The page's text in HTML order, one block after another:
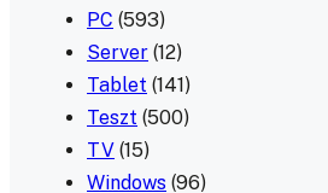
PC (593)
Server (12)
Tablet (141)
Teszt (500)
TV (15)
Windows (96)